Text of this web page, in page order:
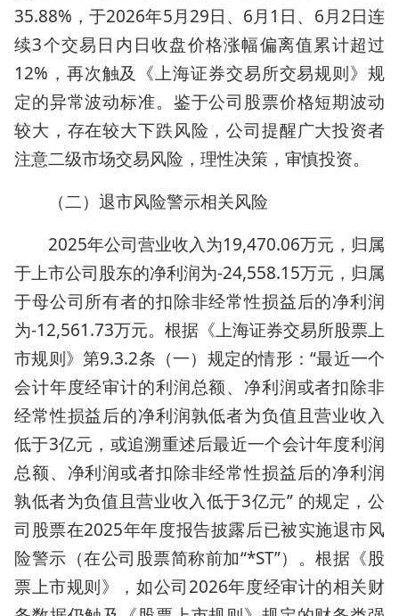
35.88%，于2026年5月29日、6月1日、6月2日连
续3个交易日内日收盘价格涨幅偏离值累计超过
12%，再次触及《上海证券交易所交易规则》规
定的异常波动标准。鉴于公司股票价格短期波动
较大，存在较大下跌风险，公司提醒广大投资者
注意二级市场交易风险，理性决策，审慎投资。
（二）退市风险警示相关风险
2025年公司营业收入为19,470.06万元，归属
于上市公司股东的净利润为-24,558.15万元，归属
于母公司所有者的扣除非经常性损益后的净利润
为-12,561.73万元。根据《上海证券交易所股票上
市规则》第9.3.2条（一）规定的情形：“最近一个
会计年度经审计的利润总额、净利润或者扣除非
经常性损益后的净利润孰低者为负值且营业收入
低于3亿元，或追溯重述后最近一个会计年度利润
总额、净利润或者扣除非经常性损益后的净利润
孰低者为负值且营业收入低于3亿元” 的规定，公
司股票在2025年年度报告披露后已被实施退市风
险警示（在公司股票简称前加“*ST”）。根据《股
票上市规则》，如公司2026年度经审计的相关财